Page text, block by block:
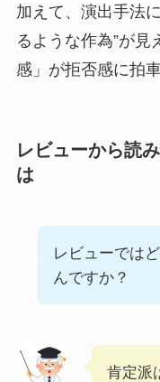
加えて、演出手法
るような作為”が見
感」が拒否感に拍
レビューから読
は
レビューでは
んですか？
肯定派